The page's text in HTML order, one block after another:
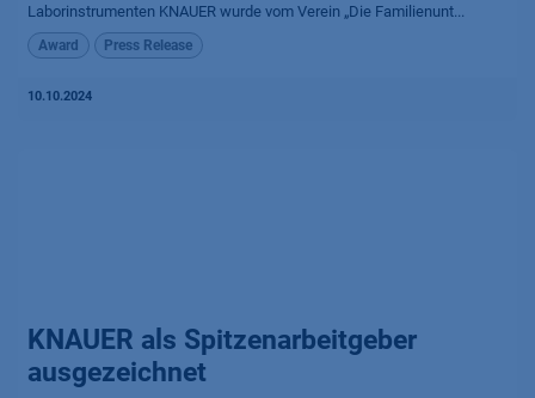
Laborinstrumenten KNAUER wurde vom Verein „Die Familienunt...
Award Press Release
10.10.2024
KNAUER als Spitzenarbeitgeber
ausgezeichnet